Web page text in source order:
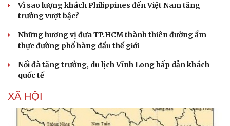
Vì sao lượng khách Philippines đến Việt Nam tăng
trưởng vượt bậc?
Những hương vị đưa TP.HCM thành thiên đường ẩm
thực đường phố hàng đầu thế giới
Nối đà tăng trưởng, du lịch Vĩnh Long hấp dẫn khách
quốc tế
XÃ HỘI